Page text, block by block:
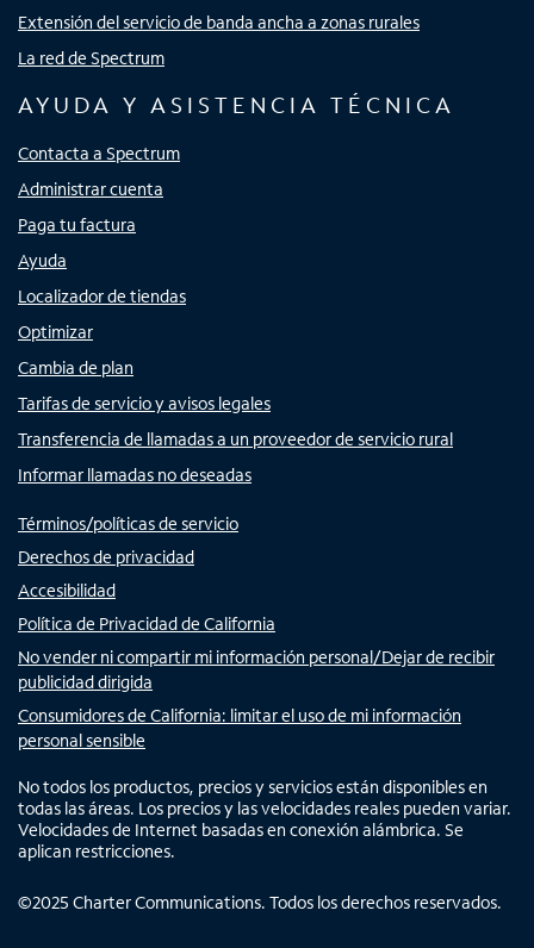
Extensión del servicio de banda ancha a zonas rurales
La red de Spectrum
AYUDA Y ASISTENCIA TÉCNICA
Contacta a Spectrum
Administrar cuenta
Paga tu factura
Ayuda
Localizador de tiendas
Optimizar
Cambia de plan
Tarifas de servicio y avisos legales
Transferencia de llamadas a un proveedor de servicio rural
Informar llamadas no deseadas
Términos/políticas de servicio
Derechos de privacidad
Accesibilidad
Política de Privacidad de California
No vender ni compartir mi información personal/Dejar de recibir
publicidad dirigida
Consumidores de California: limitar el uso de mi información
personal sensible
No todos los productos, precios y servicios están disponibles en
todas las áreas. Los precios y las velocidades reales pueden variar.
Velocidades de Internet basadas en conexión alámbrica. Se
aplican restricciones.
©2025 Charter Communications. Todos los derechos reservados.